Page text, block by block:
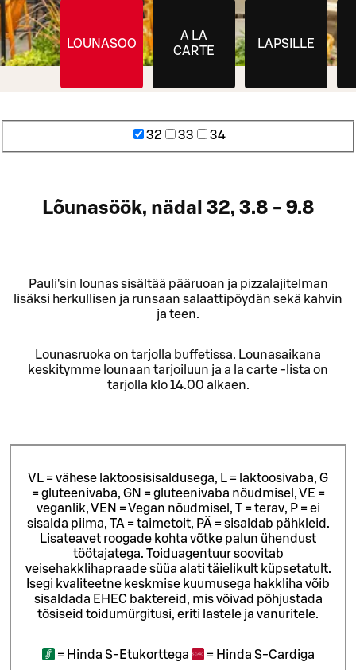
LÕUNASÖÖK
À LA
CARTE
LAPSILLE
32 33 34
Lõunasöök, nädal 32, 3.8 - 9.8
Pauli'sin lounas sisältää pääruoan ja pizzalajitelman
lisäksi herkullisen ja runsaan salaattipöydän sekä kahvin
ja teen.
Lounasruoka on tarjolla buffetissa. Lounasaikana
keskitymme lounaan tarjoiluun ja a la carte -lista on
tarjolla klo 14.00 alkaen.
VL = vähese laktoosisisaldusega, L = laktoosivaba, G
= gluteenivaba, GN = gluteenivaba nõudmisel, VE =
veganlik, VEN = Vegan nõudmisel, T = terav, P = ei
sisalda piima, TA = taimetoit, PÄ = sisaldab pähkleid.
Lisateavet roogade kohta võtke palun ühendust
töötajatega. Toiduagentuur soovitab
veisehakklihapraade süüa alati täielikult küpsetatult.
Isegi kvaliteetne keskmise kuumusega hakkliha võib
sisaldada EHEC baktereid, mis võivad põhjustada
tõsiseid toidumürgitusi, eriti lastele ja vanuritele.
= Hinda S-Etukorttega = Hinda S-Cardiga